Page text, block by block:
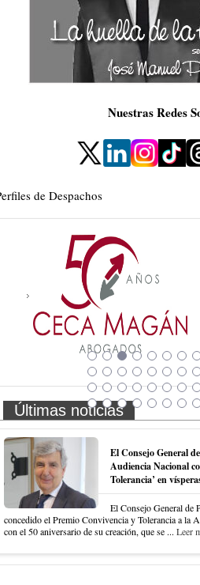
Nuestras Redes
de Despachos
Últimas noticias
El Consejo General
Audiencia Nacional
Tolerancia’ en
El Consejo General de
concedido el Premio Convivencia y Tolerancia a la
con el 50 aniversario de su creación, que se ... Leer